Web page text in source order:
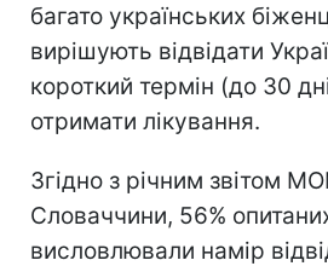
багато українських
вирішують відвідати
короткий термін (до 30
отримати лікування.
Згідно з річним звітом
Словаччини, 56%
висловлювали намір